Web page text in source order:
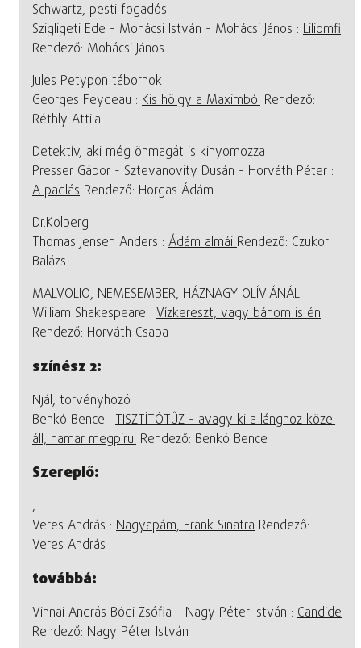
Schwartz, pesti fogadós
Szigligeti Ede - Mohácsi István - Mohácsi János : Liliomfi
Rendező: Mohácsi János
Jules Petypon tábornok
Georges Feydeau : Kis hölgy a Maximból Rendező:
Réthly Attila
Detektív, aki még önmagát is kinyomozza
Presser Gábor - Sztevanovity Dusán - Horváth Péter :
A padlás Rendező: Horgas Ádám
Dr.Kolberg
Thomas Jensen Anders : Ádám almáiRendező: Czukor
Balázs
MALVOLIO, NEMESEMBER, HÁZNAGY OLÍVIÁNÁL
William Shakespeare : Vízkereszt, vagy bánom is én
Rendező: Horváth Csaba
színész 2:
Njál, törvényhozó
Benkó Bence : TISZTÍTÓTŰZ - avagy ki a lánghoz közel
áll, hamar megpirul Rendező: Benkó Bence
Szereplő:
,
Veres András : Nagyapám, Frank Sinatra Rendező:
Veres András
továbbá:
Vinnai András Bódi Zsófia - Nagy Péter István : Candide
Rendező: Nagy Péter István